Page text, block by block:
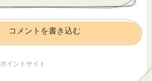
コメントを書き込む
ポイントサイト